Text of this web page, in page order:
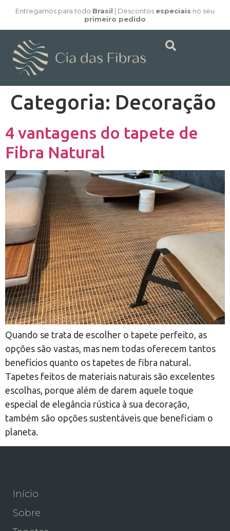
Entregamos para todo Brasil | Descontos especiais no seu
primeiro pedido
Categoria: Decoração
4 vantagens do tapete de
Fibra Natural
Quando se trata de escolher o tapete perfeito, as
opções são vastas, mas nem todas oferecem tantos
benefícios quanto os tapetes de fibra natural.
Tapetes feitos de materiais naturais são excelentes
escolhas, porque além de darem aquele toque
especial de elegância rústica à sua decoração,
também são opções sustentáveis que beneficiam o
planeta.
Início
Sobre